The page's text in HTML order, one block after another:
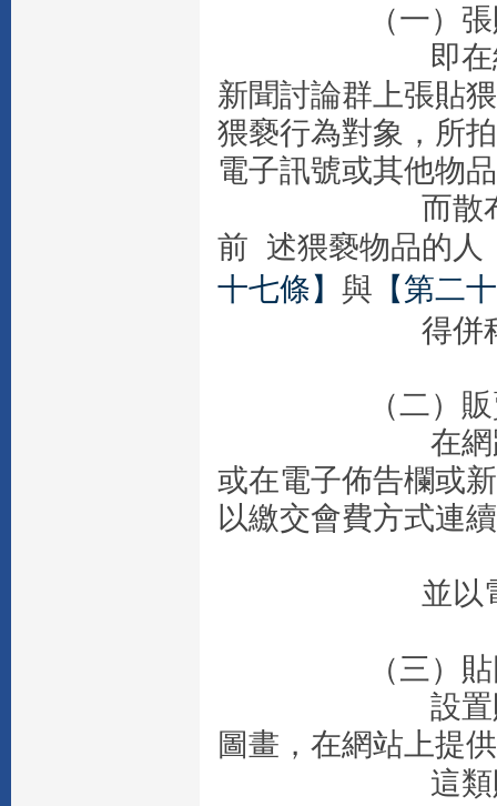
（一）張貼
即在網路上設
新聞討論群上張貼
猥褻行為對象，所
電子訊號或其他物
而散布、販賣
前 述猥褻物品的人
十七條】 與 【第二
得併科新台
（二）販賣色
在網路上設置
或在電子佈告欄或
以繳交會費方式連
並以電子郵
（三）貼圖
設置貼圖網站
圖畫，在網站上提
這類貼圖網